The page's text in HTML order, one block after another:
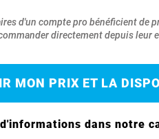
d'un compte pro bénéficient de
directement depuis leur
MON PRIX ET LA
d'informations dans notre